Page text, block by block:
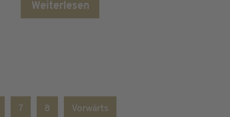
Weiterlesen
7 8 Vorwärts